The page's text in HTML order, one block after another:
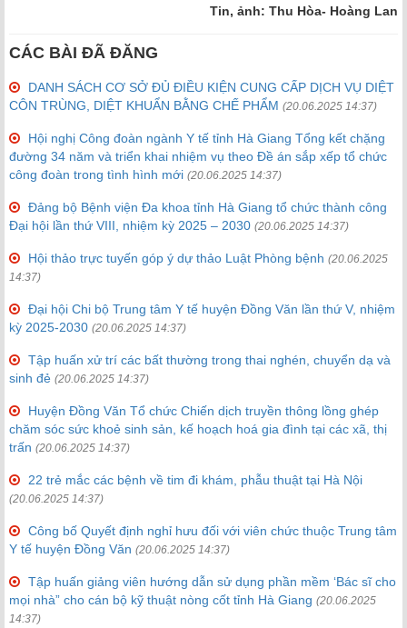
Tin, ảnh: Thu Hòa- Hoàng Lan
CÁC BÀI ĐÃ ĐĂNG
DANH SÁCH CƠ SỞ ĐỦ ĐIỀU KIỆN CUNG CẤP DỊCH VỤ DIỆT
CÔN TRÙNG, DIỆT KHUẨN BẰNG CHẾ PHẨM (20.06.2025 14:37)
Hội nghị Công đoàn ngành Y tế tỉnh Hà Giang Tổng kết chặng
đường 34 năm và triển khai nhiệm vụ theo Đề án sắp xếp tổ chức
công đoàn trong tình hình mới (20.06.2025 14:37)
Đảng bộ Bệnh viện Đa khoa tỉnh Hà Giang tổ chức thành công
Đại hội lần thứ VIII, nhiệm kỳ 2025 – 2030 (20.06.2025 14:37)
Hội thảo trực tuyến góp ý dự thảo Luật Phòng bệnh (20.06.2025
14:37)
Đại hội Chi bộ Trung tâm Y tế huyện Đồng Văn lần thứ V, nhiệm
kỳ 2025-2030 (20.06.2025 14:37)
Tập huấn xử trí các bất thường trong thai nghén, chuyển dạ và
sinh đẻ (20.06.2025 14:37)
Huyện Đồng Văn Tổ chức Chiến dịch truyền thông lồng ghép
chăm sóc sức khoẻ sinh sản, kế hoạch hoá gia đình tại các xã, thị
trấn (20.06.2025 14:37)
22 trẻ mắc các bệnh về tim đi khám, phẫu thuật tại Hà Nội
(20.06.2025 14:37)
Công bố Quyết định nghỉ hưu đối với viên chức thuộc Trung tâm
Y tế huyện Đồng Văn (20.06.2025 14:37)
Tập huấn giảng viên hướng dẫn sử dụng phần mềm ‘Bác sĩ cho
mọi nhà” cho cán bộ kỹ thuật nòng cốt tỉnh Hà Giang (20.06.2025
14:37)